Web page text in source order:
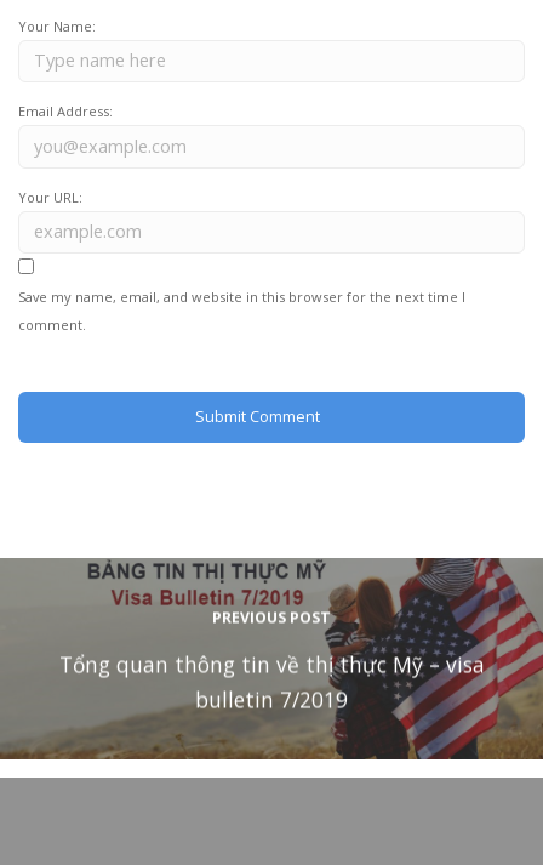
Your Name:
Email Address:
Your URL:
Save my name, email, and website in this browser for the next time I
comment.
PREVIOUS POST
Tổng quan thông tin về thị thực Mỹ – visa
bulletin 7/2019